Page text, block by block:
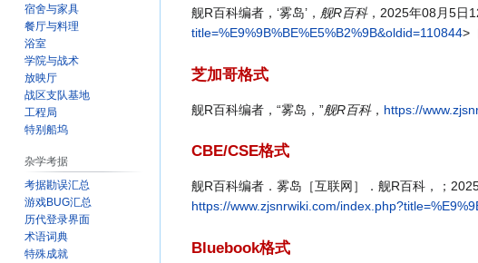
舰R百科编者，‘雾岛’， 舰R百科，2025年08月5日
title=%E9%9B%BE%E5%B2%9B&oldid=110844>
芝加哥格式
舰R百科编者，“雾岛，”舰R百科， https://
CBE/CSE格式
舰R百科编者．雾岛［互联网］．舰R百科，；
https://www.zjsnrwiki.com/
Bluebook格式
宿舍与家具
餐厅与料理
浴室
学院与战术
放映厅
战区支队基地
工程局
特别船坞
杂学考据
考据勘误汇总
游戏BUG汇总
历代登录界面
术语词典
特殊成就